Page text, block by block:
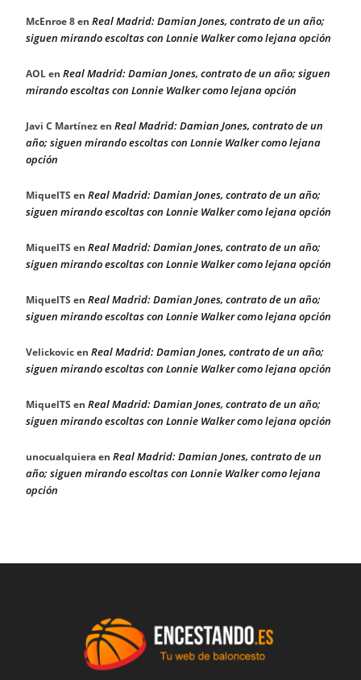
McEnroe 8en Real Madrid: Damian Jones, contrato de un año;
siguen mirando escoltas con Lonnie Walker como lejana opción
AOLen Real Madrid: Damian Jones, contrato de un año; siguen
mirando escoltas con Lonnie Walker como lejana opción
Javi C Martínezen Real Madrid: Damian Jones, contrato de un
año; siguen mirando escoltas con Lonnie Walker como lejana
opción
MiquelTS en Real Madrid: Damian Jones, contrato de un año;
siguen mirando escoltas con Lonnie Walker como lejana opción
MiquelTS en Real Madrid: Damian Jones, contrato de un año;
siguen mirando escoltas con Lonnie Walker como lejana opción
MiquelTS en Real Madrid: Damian Jones, contrato de un año;
siguen mirando escoltas con Lonnie Walker como lejana opción
Velickovicen Real Madrid: Damian Jones, contrato de un año;
siguen mirando escoltas con Lonnie Walker como lejana opción
MiquelTS en Real Madrid: Damian Jones, contrato de un año;
siguen mirando escoltas con Lonnie Walker como lejana opción
unocualquieraen Real Madrid: Damian Jones, contrato de un
año; siguen mirando escoltas con Lonnie Walker como lejana
opción